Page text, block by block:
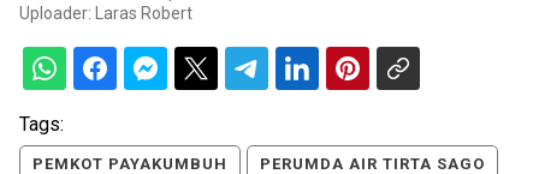
Uploader:
Laras Robert
Tags:
PEMKOT PAYAKUMBUH PERUMDA AIR TIRTA SAGO